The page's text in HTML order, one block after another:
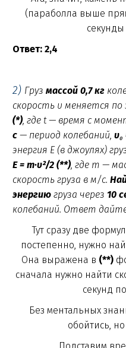
(параболла выше
секунды
Ответ: 2,4
2) Груз массой 0,7 кг
скорость υ меняется по
(*), где t — время с
с — период колебаний, υ₀
энергия E (в джоулях)
E = m·υ²/2 (**), где m —
скорость груза в м/с.
энергию груза через 10
колебаний. Ответ
Тут сразу две
постепенно, нужно
Она выражена в (**)
сначала нужно найти
секунд по
Без ментальных
обойтись,